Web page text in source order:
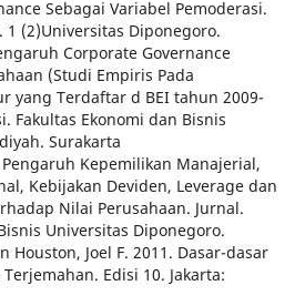
Sebagai Variabel Pemoderasi.
1 (2)Universitas Diponegoro.
Corporate Governance
(Studi Empiris Pada
yang Terdaftar d BEI tahun 2009-
Fakultas Ekonomi dan Bisnis
Surakarta
Kepemilikan Manajerial,
Kebijakan Deviden, Leverage dan
Nilai Perusahaan. Jurnal.
Universitas Diponegoro.
Houston, Joel F. 2011. Dasar-dasar
Edisi 10. Jakarta: